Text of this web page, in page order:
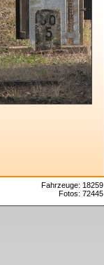
Fahrzeuge: 18259
Fotos: 72445